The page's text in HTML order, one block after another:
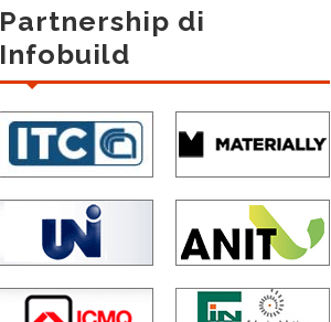
Partnership di
Infobuild